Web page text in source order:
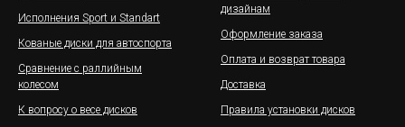
Исполнения Sport и Standart
Кованые диски для автоспорта
Сравнение с раллийным
колесом
К вопросу о весе дисков
дизайнам
Оформление заказа
Оплата и возврат товара
Доставка
Правила установки дисков